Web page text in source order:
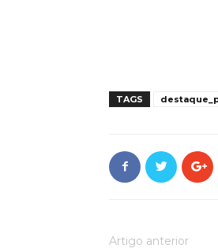
TAGS
Artigo anterior